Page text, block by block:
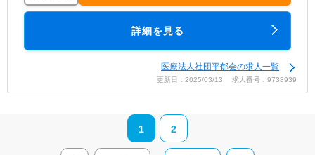
詳細を見る
医療法人社団平郁会の求人一覧
更新日：2025/03/13 求人番号：9738939
1 2